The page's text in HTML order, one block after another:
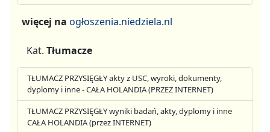
więcej na ogłoszenia.niedziela.nl
Kat. Tłumacze
TŁUMACZ PRZYSIĘGŁY akty z USC, wyroki, dokumenty,
dyplomy i inne - CAŁA HOLANDIA (PRZEZ INTERNET)
TŁUMACZ PRZYSIĘGŁY wyniki badań, akty, dyplomy i inne
CAŁA HOLANDIA (przez INTERNET)